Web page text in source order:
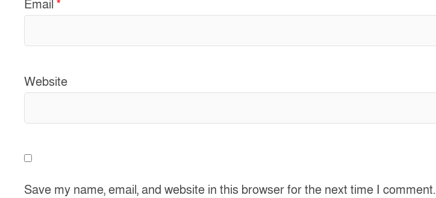
Email*
Website
Save my name, email, and website in this browser for the next time I comment.